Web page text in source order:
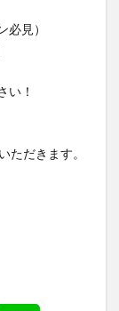
必見）
い！
ただきます。